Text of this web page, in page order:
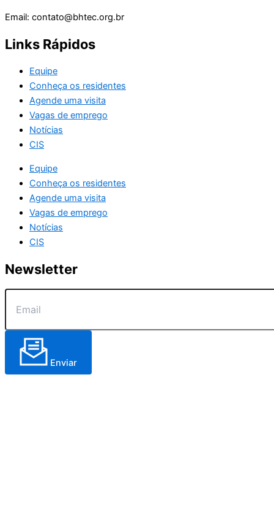
Email: contato@bhtec.org.br
Links Rápidos
Equipe
Conheça os residentes
Agende uma visita
Vagas de emprego
Notícias
CIS
Equipe
Conheça os residentes
Agende uma visita
Vagas de emprego
Notícias
CIS
Newsletter
Enviar